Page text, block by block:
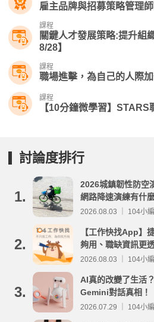
雇主品牌與招募策略管理
課程
關鍵人才發展策略:提升組
8/28】
課程
職場進擊，為自己的人際
課程
【10分鐘微學習】STARS
討論度排行
1.
2026城鎮韌性防空
網路降速演練有什
事項整理
2026.08.03 ｜ 104小編
2.
【工作快找App】
夠用、職缺資訊更
2026.08.03 ｜ 104小編
3.
AI真的改變了生活
Gemini對話真相！
2026.07.29 ｜ 104小編